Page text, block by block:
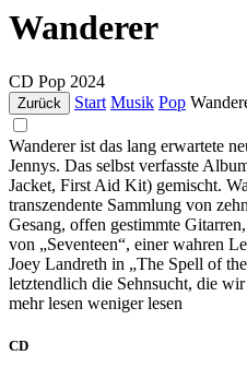
Wanderer
CD Pop 2024
Zurück Start Musik Pop
Wanderer ist das lang erwartete
Jennys. Das selbst verfasste
Jacket, First Aid Kit) gemischt.
transzendente Sammlung von
Gesang, offen gestimmte
von „Seventeen“, einer wahren
Joey Landreth in „The Spell of
letztendlich die Sehnsucht, die
mehr lesen weniger lesen
CD